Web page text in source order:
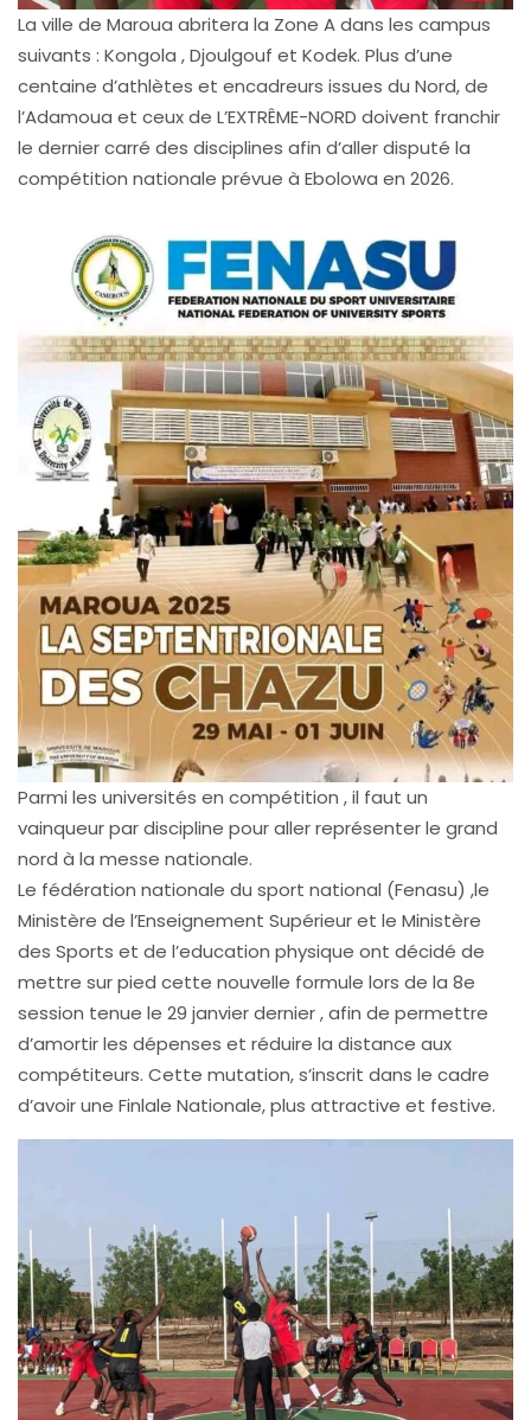
La ville de Maroua abritera la Zone A dans les campus
suivants : Kongola , Djoulgouf et Kodek. Plus d’une
centaine d’athlètes et encadreurs issues du Nord, de
l’Adamoua et ceux de L’EXTRÊME-NORD doivent franchir
le dernier carré des disciplines afin d’aller disputé la
compétition nationale prévue à Ebolowa en 2026.
Parmi les universités en compétition , il faut un
vainqueur par discipline pour aller représenter le grand
nord à la messe nationale.
Le fédération nationale du sport national (Fenasu) ,le
Ministère de l’Enseignement Supérieur et le Ministère
des Sports et de l’education physique ont décidé de
mettre sur pied cette nouvelle formule lors de la 8e
session tenue le 29 janvier dernier , afin de permettre
d’amortir les dépenses et réduire la distance aux
compétiteurs. Cette mutation, s’inscrit dans le cadre
d’avoir une Finlale Nationale, plus attractive et festive.